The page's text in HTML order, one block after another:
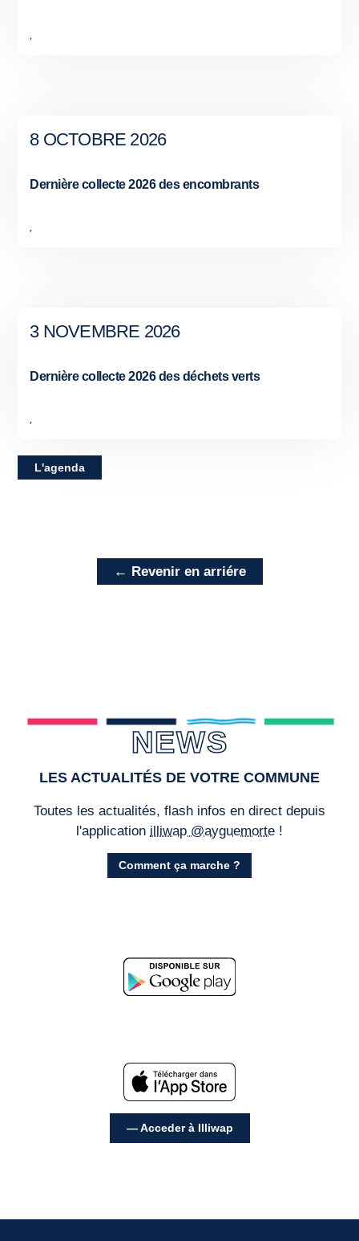
8 OCTOBRE 2026
Dernière collecte 2026 des encombrants
3 NOVEMBRE 2026
Dernière collecte 2026 des déchets verts
L'agenda
← Revenir en arriére
NEWS
LES ACTUALITÉS DE VOTRE COMMUNE
Toutes les actualités, flash infos en direct depuis
l'application illiwap @ayguemorte !
Comment ça marche ?
— Acceder à Illiwap